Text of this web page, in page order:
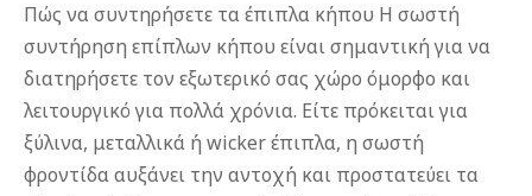
Πώς να συντηρήσετε τα έπιπλα κήπου Η σωστή
συντήρηση επίπλων κήπου είναι σημαντική για να
διατηρήσετε τον εξωτερικό σας χώρο όμορφο και
λειτουργικό για πολλά χρόνια. Είτε πρόκειται για
ξύλινα, μεταλλικά ή wicker έπιπλα, η σωστή
φροντίδα αυξάνει την αντοχή και προστατεύει τα